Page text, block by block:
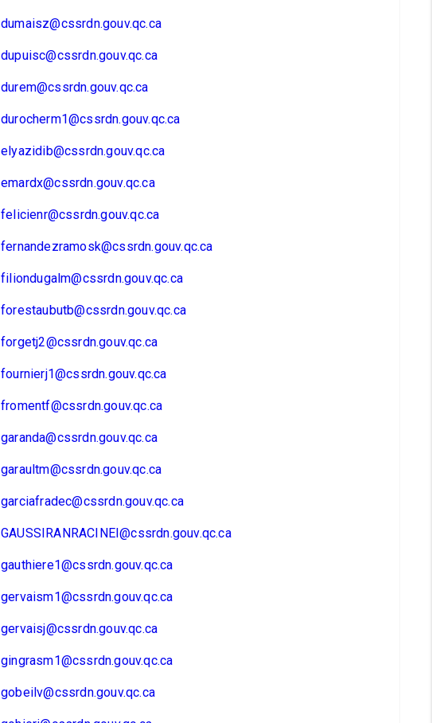
dumaisz@cssrdn.gouv.qc.ca
dupuisc@cssrdn.gouv.qc.ca
durem@cssrdn.gouv.qc.ca
durocherm1@cssrdn.gouv.qc.ca
elyazidib@cssrdn.gouv.qc.ca
emardx@cssrdn.gouv.qc.ca
felicienr@cssrdn.gouv.qc.ca
fernandezramosk@cssrdn.gouv.qc.ca
filiondugalm@cssrdn.gouv.qc.ca
forestaubutb@cssrdn.gouv.qc.ca
forgetj2@cssrdn.gouv.qc.ca
fournierj1@cssrdn.gouv.qc.ca
fromentf@cssrdn.gouv.qc.ca
garanda@cssrdn.gouv.qc.ca
garaultm@cssrdn.gouv.qc.ca
garciafradec@cssrdn.gouv.qc.ca
GAUSSIRANRACINEI@cssrdn.gouv.qc.ca
gauthiere1@cssrdn.gouv.qc.ca
gervaism1@cssrdn.gouv.qc.ca
gervaisj@cssrdn.gouv.qc.ca
gingrasm1@cssrdn.gouv.qc.ca
gobeilv@cssrdn.gouv.qc.ca